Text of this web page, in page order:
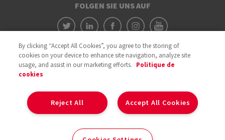
FOLGEN SIE UNS AUF
By clicking “Accept All Cookies”, you agree to the storing of
cookies on your device to enhance site navigation, analyze site
usage, and assist in our marketing efforts. Politique de
cookies
Accept All Cookies
Reject All